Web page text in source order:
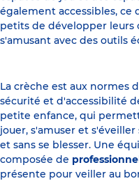
également accessibles,
petits de développer leurs
s'amusant avec des outils
La crèche est aux normes
sécurité et d'accessibilité
petite enfance, qui
jouer, s'amuser et
et sans se blesser. Une
composée de
présente pour veiller au